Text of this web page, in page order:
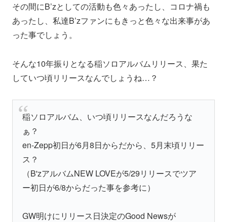
その間にB’zとしての活動も色々あったし、コロナ禍も
あったし、私達B’zファンにもきっと色々な出来事があ
った事でしょう。
そんな10年振りとなる稲ソロアルバムリリース、果た
していつ頃リリースなんでしょうね…？
稲ソロアルバム、いつ頃リリースなんだろうな
ぁ？
en-Zepp初日が6月8日からだから、5月末頃リリー
ス？
（B'zアルバムNEW LOVEが5/29リリースでツア
ー初日が6/8からだった事を参考に）
GW明けにリリース日決定のGood Newsが